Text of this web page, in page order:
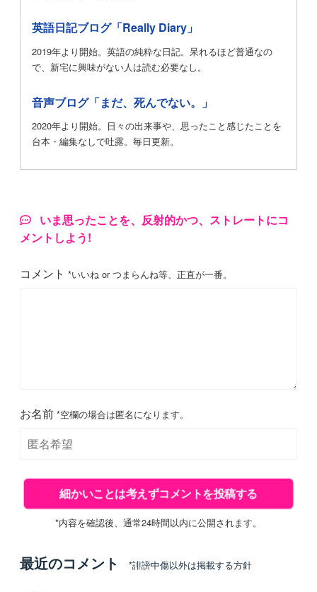
英語日記ブログ「Really Diary」
2019年より開始。英語の純粋な日記。呆れるほど普通なの
で、新宅に興味がない人は読む必要なし。
音声ブログ「まだ、死んでない。」
2020年より開始。日々の出来事や、思ったこと感じたことを
台本・編集なしで吐露。毎日更新。
いま思ったことを、反射的かつ、ストレートにコ
メントしよう!
コメント *いいね or つまらんね等、正直が一番。
お名前 *空欄の場合は匿名になります。
*内容を確認後、通常24時間以内に公開されます。
最近のコメント *誹謗中傷以外は掲載する方針